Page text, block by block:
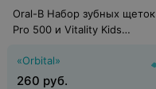
Oral-B Набор зубных щеток
Pro 500 и Vitality Kids
«Orbital»
260 руб.